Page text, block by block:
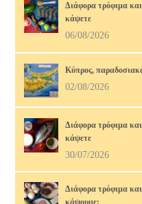
Διάφορα τρόφιμα
κάψετε
06/08/2026
Κύπρος,
02/08/2026
Διάφορα τρόφιμα
κάψετε
30/07/2026
Διάφορα τρόφιμα